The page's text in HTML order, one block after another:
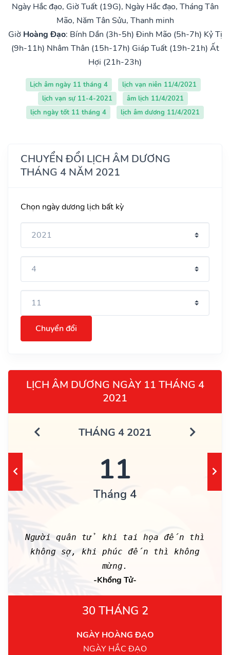
Ngày Hắc đạo, Giờ Tuất (19G), Ngày Hắc đạo, Tháng Tân
Mão, Năm Tân Sửu, Thanh minh
Giờ Hoàng Đạo: Bính Dần (3h-5h) Đinh Mão (5h-7h) Kỷ Tị
(9h-11h) Nhâm Thân (15h-17h) Giáp Tuất (19h-21h) Ất
Hợi (21h-23h)
Lịch âm ngày 11 tháng 4
lịch vạn niên 11/4/2021
lịch vạn sự 11-4-2021
âm lịch 11/4/2021
lịch ngày tốt 11 tháng 4
lịch âm dương 11/4/2021
CHUYỂN ĐỔI LỊCH ÂM DƯƠNG
THÁNG 4 NĂM 2021
Chọn ngày dương lịch bất kỳ
Chuyển đổi
LỊCH ÂM DƯƠNG NGÀY 11 THÁNG 4
2021
THÁNG 4 2021
11
Tháng 4
Người quân tử khi tai họa đến thì
không sợ, khi phúc đến thì không
mừng.
-Khổng Tử-
30 THÁNG 2
NGÀY HOÀNG ĐẠO
NGÀY HẮC ĐẠO